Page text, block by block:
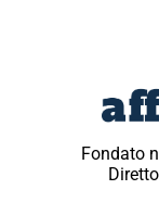
Fondato